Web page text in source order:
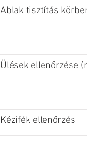
Ablak tisztítás
Ülések ellenőrzése
Kézifék ellenőrzés